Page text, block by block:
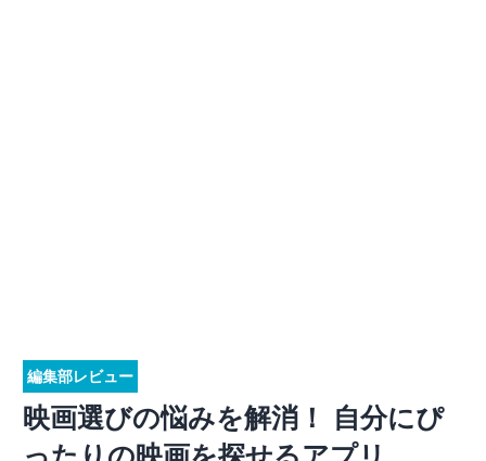
編集部レビュー
映画選びの悩みを解消！ 自分にぴ